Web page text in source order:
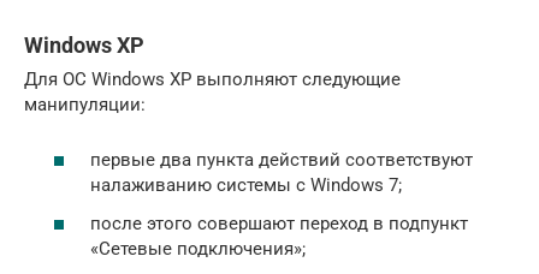
Windows XP
Для ОС Windows XP выполняют следующие
манипуляции:
первые два пункта действий соответствуют
налаживанию системы с Windows 7;
после этого совершают переход в подпункт
«Сетевые подключения»;